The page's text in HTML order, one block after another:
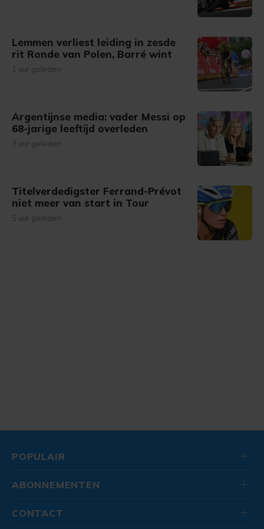
Lemmen verliest leiding in zesde
rit Ronde van Polen, Barré wint
1 uur geleden
Argentijnse media: vader Messi op
68-jarige leeftijd overleden
3 uur geleden
Titelverdedigster Ferrand-Prévot
niet meer van start in Tour
5 uur geleden
POPULAIR
ABONNEMENTEN
CONTACT